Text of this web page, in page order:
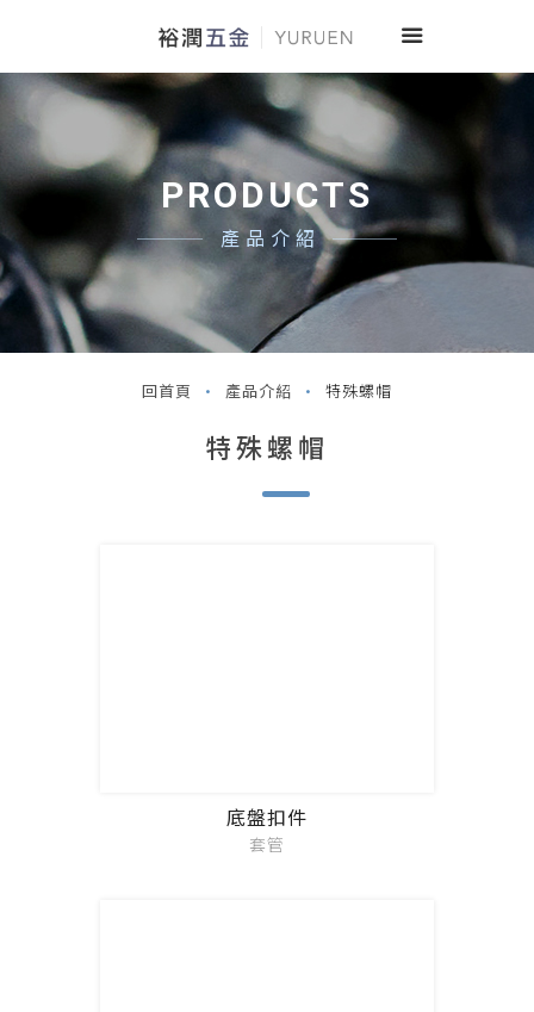
PRODUCTS
產品介紹
回首頁 產品介紹 特殊螺帽
特殊螺帽
底盤扣件
套管